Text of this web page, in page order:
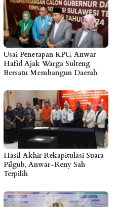
Usai Penetapan KPU, Anwar
Hafid Ajak Warga Sulteng
Bersatu Membangun Daerah
Hasil Akhir Rekapitulasi Suara
Pilgub, Anwar-Reny Sah
Terpilih